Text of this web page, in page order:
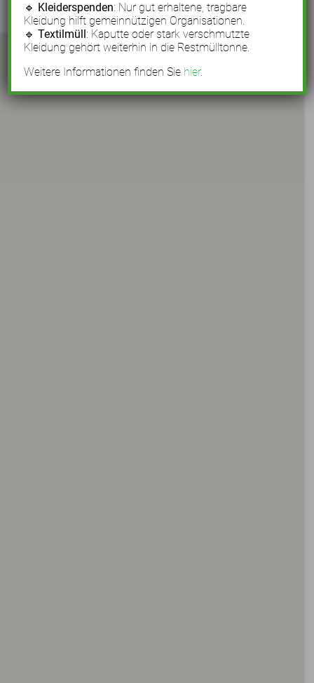
🔹 Kleiderspenden: Nur gut erhaltene, tragbare
Kleidung hilft gemeinnützigen Organisationen.
🔹Textilmüll: Kaputte oder stark verschmutzte
Kleidung gehört weiterhin in die Restmülltonne.
Weitere Informationen finden Sie hier.